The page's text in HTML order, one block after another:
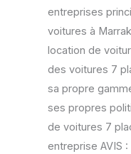
entreprises
voitures à
location de
des voitures 7
sa propre
ses propres
de voitures 7
entreprise AVIS